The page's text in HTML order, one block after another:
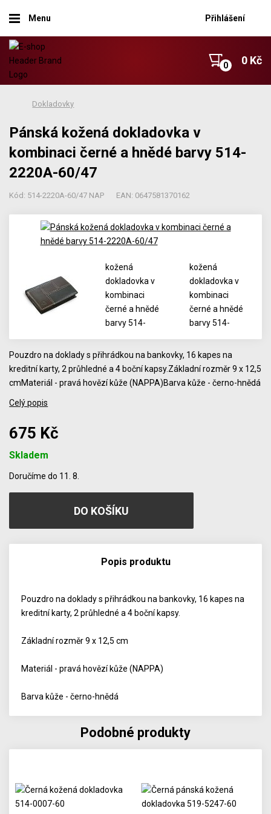
Menu Přihlášení
0 Kč
Dokladovky
Pánská kožená dokladovka v
kombinaci černé a hnědé barvy 514-
2220A-60/47
Kód: 514-2220A-60/47 NAP EAN: 0647581370162
Pouzdro na doklady s přihrádkou na bankovky, 16 kapes na
kreditní karty, 2 průhledné a 4 boční kapsy.Základní rozměr 9 x 12,5
cmMateriál - pravá hovězí kůže (NAPPA)Barva kůže - černo-hnědá
Celý popis
675 Kč
Skladem
Doručíme do 11. 8.
Popis produktu
Pouzdro na doklady s přihrádkou na bankovky, 16 kapes na
kreditní karty, 2 průhledné a 4 boční kapsy.
Základní rozměr 9 x 12,5 cm
Materiál - pravá hovězí kůže (NAPPA)
Barva kůže - černo-hnědá
Podobné produkty